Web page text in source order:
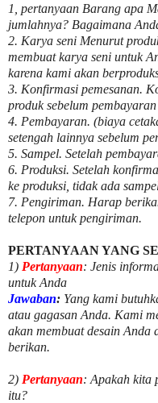
1, pertanyaan Barang apa
jumlahnya? Bagaimana
2. Karya seni Menurut
membuat karya seni untuk
karena kami akan
3. Konfirmasi pemesanan.
produk sebelum
4. Pembayaran. (biaya
setengah lainnya sebelum
5. Sampel. Setelah
6. Produksi. Setelah
ke produksi, tidak ada
7. Pengiriman. Harap
telepon untuk pengiriman.
PERTANYAAN YANG
1) Pertanyaan: Jenis
untuk Anda
Jawaban: Yang kami
atau gagasan Anda. Kami
akan membuat desain
berikan.
2) Pertanyaan: Apakah kita
itu?